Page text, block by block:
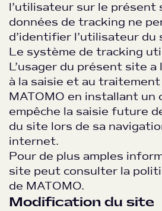
l’utilisateur sur le
données de tracking ne
d’identifier l’utilisateur du
Le système de tracking
L’usager du présent site
à la saisie et au
MATOMO en installant un
empêche la saisie future
du site lors de sa
internet.
Pour de plus amples
site peut consulter la
de MATOMO.
Modification du site